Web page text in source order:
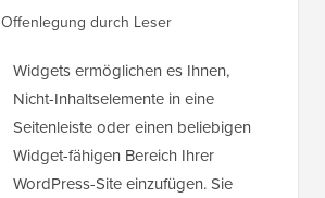
Offenlegung durch Leser
Widgets ermöglichen es Ihnen,
Nicht-Inhaltselemente in eine
Seitenleiste oder einen beliebigen
Widget-fähigen Bereich Ihrer
WordPress-Site einzufügen. Sie